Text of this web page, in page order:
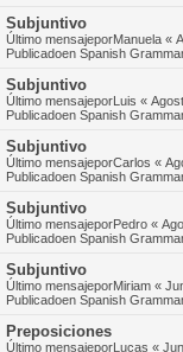
Subjuntivo
Último mensajeporManuela «
Publicadoen Spanish
Subjuntivo
Último mensajeporLuis «
Publicadoen Spanish
Subjuntivo
Último mensajeporCarlos «
Publicadoen Spanish
Subjuntivo
Último mensajeporPedro «
Publicadoen Spanish
Subjuntivo
Último mensajeporMiriam «
Publicadoen Spanish
Preposiciones
Último mensajeporLucas «